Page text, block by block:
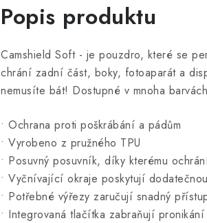
Popis produktu
Camshield Soft - je pouzdro, které se
chrání zadní část, boky, fotoaparát a
nemusíte bát! Dostupné v mnoha
• Ochrana proti poškrábání a pádům
• Vyrobeno z pružného TPU
• Posuvný posuvník, díky kterému
• Vyčnívající okraje poskytují
• Potřebné výřezy zaručují snadný
• Integrovaná tlačítka zabraňují